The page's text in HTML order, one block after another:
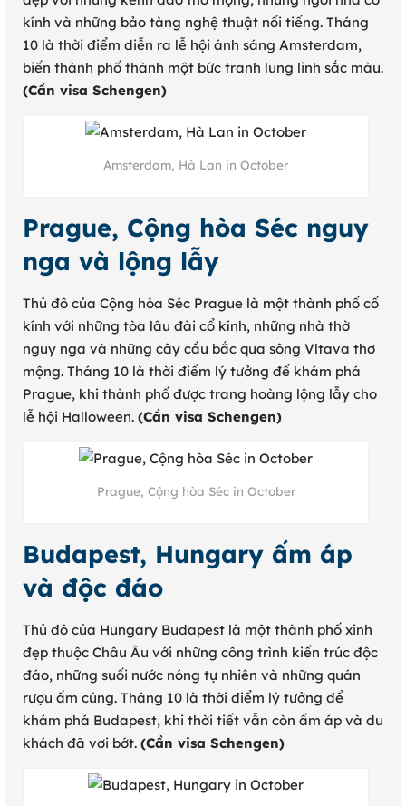
kính và những bảo tàng nghệ thuật nổi tiếng. Tháng
10 là thời điểm diễn ra lễ hội ánh sáng Amsterdam,
biến thành phố thành một bức tranh lung linh sắc màu.
(Cần visa Schengen)
Amsterdam, Hà Lan in October
Prague, Cộng hòa Séc nguy
nga và lộng lẫy
Thủ đô của Cộng hòa Séc Prague là một thành phố cổ
kính với những tòa lâu đài cổ kính, những nhà thờ
nguy nga và những cây cầu bắc qua sông Vltava thơ
mộng. Tháng 10 là thời điểm lý tưởng để khám phá
Prague, khi thành phố được trang hoàng lộng lẫy cho
lễ hội Halloween. (Cần visa Schengen)
Prague, Cộng hòa Séc in October
Budapest, Hungary ấm áp
và độc đáo
Thủ đô của Hungary Budapest là một thành phố xinh
đẹp thuộc Châu Âu với những công trình kiến trúc độc
đáo, những suối nước nóng tự nhiên và những quán
rượu ấm cúng. Tháng 10 là thời điểm lý tưởng để
khám phá Budapest, khi thời tiết vẫn còn ấm áp và du
khách đã vơi bớt. (Cần visa Schengen)